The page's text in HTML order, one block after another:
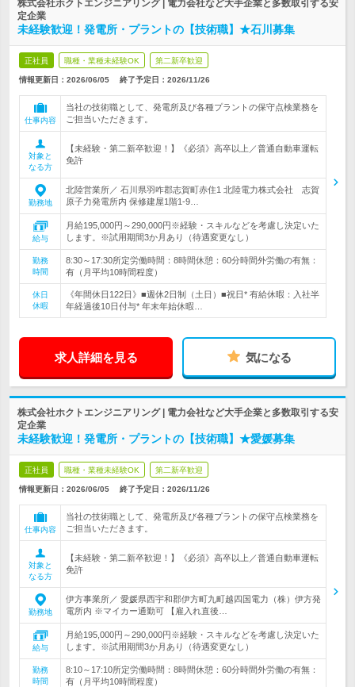
株式会社ホクトエンジニアリング | 電力会社など大手企業と多数取引する安
定企業
未経験歓迎！発電所・プラントの【技術職】★石川募集
正社員 職種・業種未経験OK 第二新卒歓迎
情報更新日：2026/06/05 終了予定日： 2026/11/26
仕事内容
当社の技術職として、発電所及び各種プラントの保守点検業務を
ご担当いただきます。
対象と
なる方
【未経験・第二新卒歓迎！】《必須》高卒以上／普通自動車運転
免許
勤務地
北陸営業所／ 石川県羽咋郡志賀町赤住1 北陸電力株式会社 志賀
原子力発電所内 保修建屋1階1-9…
給与
月給195,000円～290,000円※経験・スキルなどを考慮し決定いた
します。※試用期間3か月あり（待遇変更なし）
勤務
時間
8:30～17:30所定労働時間：8時間休憩：60分時間外労働の有無：
有（月平均10時間程度）
休日
休暇
《年間休日122日》■週休2日制（土日）■祝日* 有給休暇：入社半
年経過後10日付与* 年末年始休暇…
求人詳細を見る 気になる
株式会社ホクトエンジニアリング | 電力会社など大手企業と多数取引する安
定企業
未経験歓迎！発電所・プラントの【技術職】★愛媛募集
正社員 職種・業種未経験OK 第二新卒歓迎
情報更新日：2026/06/05 終了予定日： 2026/11/26
仕事内容
当社の技術職として、発電所及び各種プラントの保守点検業務を
ご担当いただきます。
対象と
なる方
【未経験・第二新卒歓迎！】《必須》高卒以上／普通自動車運転
免許
勤務地
伊方事業所／ 愛媛県西宇和郡伊方町九町越四国電力（株）伊方発
電所内 ※マイカー通勤可 【雇入れ直後…
給与
月給195,000円～290,000円※経験・スキルなどを考慮し決定いた
します。※試用期間3か月あり（待遇変更なし）
勤務
時間
8:10～17:10所定労働時間：8時間休憩：60分時間外労働の有無：
有（月平均10時間程度）